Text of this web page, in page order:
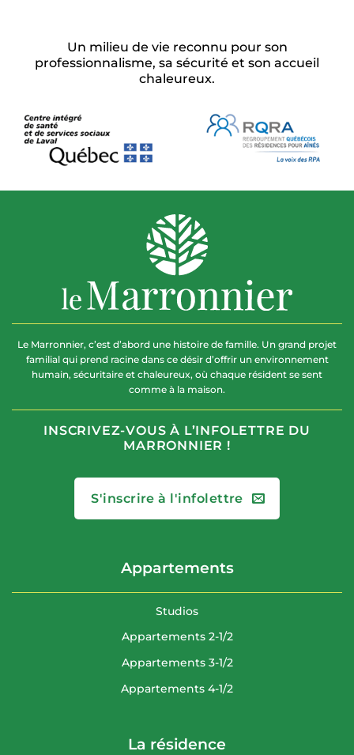
Un milieu de vie reconnu pour son
professionnalisme, sa sécurité et son accueil
chaleureux.
Le Marronnier, c’est d’abord une histoire de famille. Un grand projet
familial qui prend racine dans ce désir d’offrir un environnement
humain, sécuritaire et chaleureux, où chaque résident se sent
comme à la maison.
INSCRIVEZ-VOUS À L’INFOLETTRE DU
MARRONNIER !
S'inscrire à l'infolettre
Appartements
Studios
Appartements 2-1/2
Appartements 3-1/2
Appartements 4-1/2
La résidence